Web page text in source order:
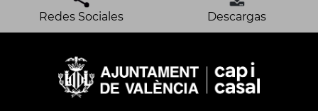
Redes Sociales Descargas